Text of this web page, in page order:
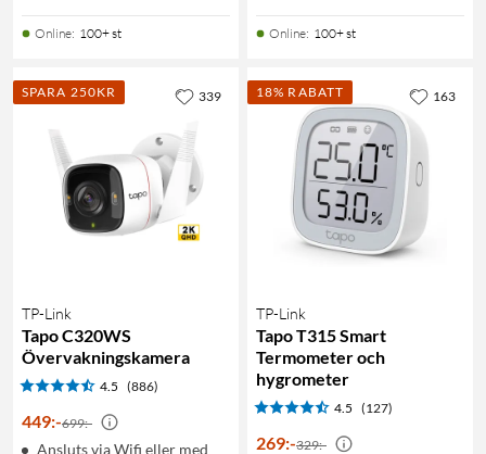
Online: 100+ st Online: 100+ st
SPARA 250KR
TP-Link
Tapo C320WS
Övervakningskamera
4.5 (886)
449:-699:-
Ansluts via Wifi eller med
339 18% RABATT
TP-Link
Tapo T315 Smart
Termometer och
hygrometer
4.5 (127)
269:-329:-
163